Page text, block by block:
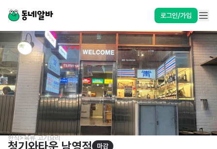
로그인/가입
한식>육류,고기요리
마감